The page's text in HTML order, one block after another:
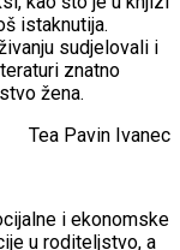
istaknutija.
sudjelovali i
znatno
žena.
Tea Pavin Ivanec
i ekonomske
u roditeljstvo, a